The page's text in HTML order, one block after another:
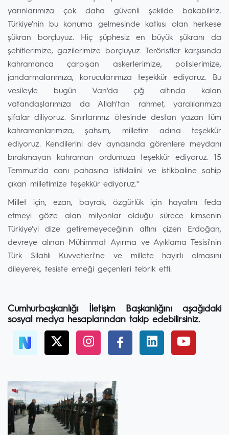
yarınlarımıza çok daha güvenli şekilde bakabiliriz.
Türkiye'nin bu konuma gelmesinde katkısı olan herkese
şükran borçluyuz. Hiç şüphesiz en büyük şükranı da
şehitlerimize, gazilerimize borçluyuz. Teröristler karşısında
kahramanca çarpışan askerlerimize, polislerimize,
jandarmalarımıza, korucularımıza teşekkür ediyoruz. Bu
vesileyle bugün Van'da çığ altında kalan
vatandaşlarımıza da Allah'tan rahmet, yaralılarımıza
şifalar diliyoruz. Sınırlarımız ötesinde destan yazan tüm
kahramanlarımıza, şahsım, milletim adına teşekkür
ediyoruz. Kendilerini dev aynasında görenlere meydanı
bırakmayan kahraman ordumuza teşekkür ediyoruz. 15
Temmuz'da canı pahasına istiklalini ve istikbaline sahip
çıkan milletimize teşekkür ediyoruz."
Millet için, ezan, bayrak, özgürlük için hayatını feda
etmeyi göze alan milyonlar olduğu sürece kimsenin
Türkiye'yi dize getiremeyeceğinin altını çizen Erdoğan,
devreye alınan Mühimmat Ayırma ve Ayıklama Tesisi'nin
Türk Silahlı Kuvvetleri'ne ve millete hayırlı olmasını
dileyerek, tesiste emeği geçenleri tebrik etti.
Cumhurbaşkanlığı İletişim Başkanlığını aşağıdaki
sosyal medya hesaplarından takip edebilirsiniz.